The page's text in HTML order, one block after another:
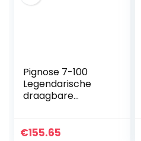
Pignose 7-100
Legendarische
draagbare
€155.65